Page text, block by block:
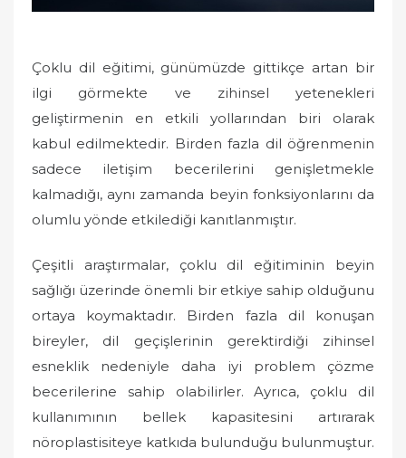
Çoklu dil eğitimi, günümüzde gittikçe artan bir
ilgi görmekte ve zihinsel yetenekleri
geliştirmenin en etkili yollarından biri olarak
kabul edilmektedir. Birden fazla dil öğrenmenin
sadece iletişim becerilerini genişletmekle
kalmadığı, aynı zamanda beyin fonksiyonlarını da
olumlu yönde etkilediği kanıtlanmıştır.
Çeşitli araştırmalar, çoklu dil eğitiminin beyin
sağlığı üzerinde önemli bir etkiye sahip olduğunu
ortaya koymaktadır. Birden fazla dil konuşan
bireyler, dil geçişlerinin gerektirdiği zihinsel
esneklik nedeniyle daha iyi problem çözme
becerilerine sahip olabilirler. Ayrıca, çoklu dil
kullanımının bellek kapasitesini artırarak
nöroplastisiteye katkıda bulunduğu bulunmuştur.